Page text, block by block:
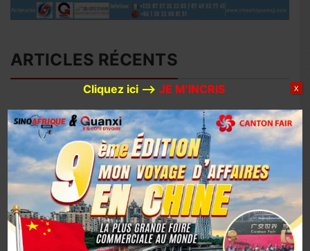
ARTICLES RÉCENTS
Avec 780 millions de dollars d’investissements prévus en
2026, Huaxin Gold accélère son expansion minière entre
Afrique et Asie
Coopération sino-ivoirienne : inauguration officielle du
siège du centre d’affaires YUE AFRICA BUSINESS ALLIANCE
(YABA) à Guangzhou
Coopération Sino-Ivoirienne : S.E.M. Abou Dosso nommé
Ambassadeur de la Côte d’Ivoire en Chine, un tournant
Cliquez ici –> JE M’INCRIS X